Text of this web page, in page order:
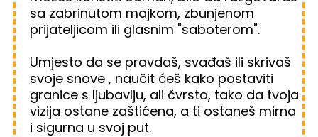
sa zabrinutom majkom, zbunjenom
prijateljicom ili glasnim "saboterom".
Umjesto da se pravdaš, svađaš ili skrivaš
svoje snove , naučit ćeš kako postaviti
granice s ljubavlju, ali čvrsto, tako da tvoja
vizija ostane zaštićena, a ti ostaneš mirna
i sigurna u svoj put.